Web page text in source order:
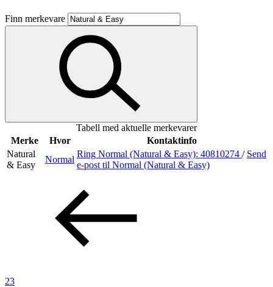
Butikker
Mat og drikke
Aktiviteter
Søk
Åpningstider
Praktisk informasjon
Finn merkevare
Tabell med aktuelle merkevarer
Merke
Hvor
Kontaktinfo
Natural
& Easy
Normal
Ring Normal (Natural & Easy): 40810274 / Send
e-post til Normal (Natural & Easy)
23